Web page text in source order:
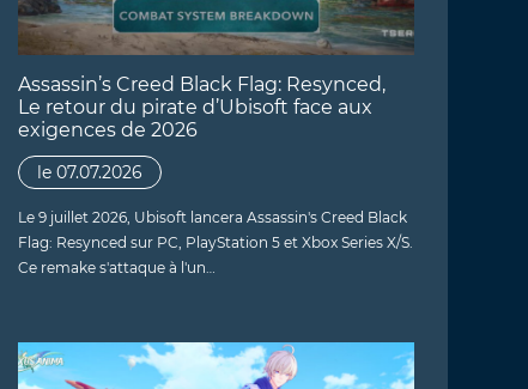
Assassin’s Creed Black Flag: Resynced,
Le retour du pirate d’Ubisoft face aux
exigences de 2026
le 07.07.2026
Le 9 juillet 2026, Ubisoft lancera Assassin's Creed Black
Flag: Resynced sur PC, PlayStation 5 et Xbox Series X/S.
Ce remake s'attaque à l'un…